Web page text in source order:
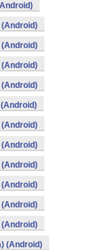
(Android)
(Android)
(Android)
(Android)
(Android)
(Android)
(Android)
(Android)
(Android)
(Android)
(Android)